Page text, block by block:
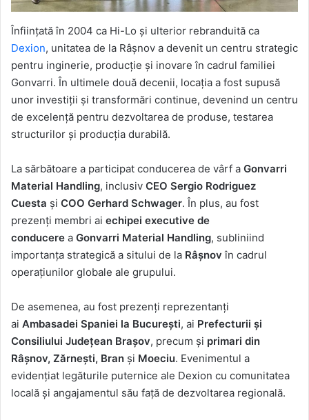
Înființată în 2004 ca Hi-Lo și ulterior rebranduită ca
Dexion, unitatea de la Râșnov a devenit un centru strategic
pentru inginerie, producție și inovare în cadrul familiei
Gonvarri. În ultimele două decenii, locația a fost supusă
unor investiții și transformări continue, devenind un centru
de excelență pentru dezvoltarea de produse, testarea
structurilor și producția durabilă.
La sărbătoare a participat conducerea de vârf a Gonvarri
Material Handling, inclusiv CEO Sergio Rodriguez
Cuesta și COO Gerhard Schwager. În plus, au fost
prezenți membri ai echipei executive de
conducere a Gonvarri Material Handling, subliniind
importanța strategică a sitului de la Râșnov în cadrul
operațiunilor globale ale grupului.
De asemenea, au fost prezenți reprezentanți
ai Ambasadei Spaniei la București, ai Prefecturii și
Consiliului Județean Brașov, precum și primari din
Râșnov, Zărnești, Bran și Moeciu. Evenimentul a
evidențiat legăturile puternice ale Dexion cu comunitatea
locală și angajamentul său față de dezvoltarea regională.